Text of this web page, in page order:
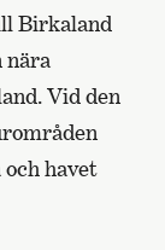
Birkaland
nära
Vid den
havet